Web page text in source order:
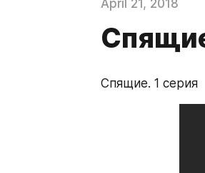
April 21, 2018
Спящие. 1 серия